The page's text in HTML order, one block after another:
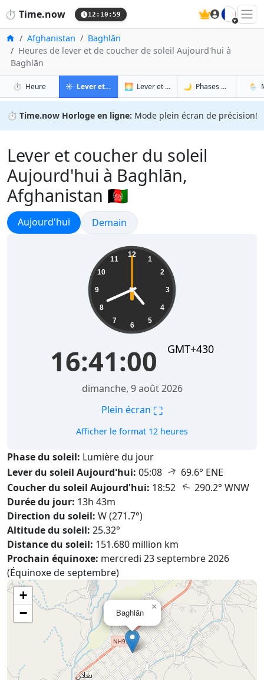
⏱️ Time.now 12:11:00 🇫🇷
Accueil
Afghanistan
Baghlān
Heures de lever et de coucher de soleil Aujourd'hui à
Baghlān
⏱️ Heureà Baghlān
☀️ Lever et coucher du soleil à Baghlān
🌅 Lever et coucher du soleil demain à
🌙 Phases de la Lune à
🌦️
⏱️ Time.now Horloge en ligne: Mode plein écran de précision!
Lever et coucher du soleil
Aujourd'hui à Baghlān,
Afghanistan 🇦🇫
Lever et coucher du soleil
Aujourd'hui Lever et coucher du soleil
Demain
12
1
2
3
4
5
6
7
8
9
10
11
16:41:01 GMT+430
dimanche, 9 août 2026
Plein écran ⛶
Afficher le format 12 heures
Phase du soleil: Lumière du jour
Lever du soleil Aujourd'hui: 05:08 ↑ 69.6° ENE
Coucher du soleil Aujourd'hui: 18:52 ↑ 290.2° WNW
Durée du jour: 13h 43m
Direction du soleil: W (271.7°)
Altitude du soleil: 25.32°
Distance du soleil: 151.680 million km
Prochain équinoxe: mercredi 23 septembre 2026
(Équinoxe de septembre)
Baghlān
×
+
−